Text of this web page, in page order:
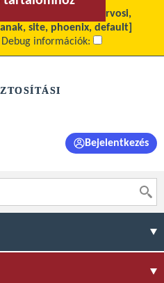
- Háziorvosi,
site, phoenix, default]
Debug információk:
Bejelentkezés